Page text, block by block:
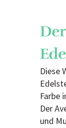
Diese
Farbe
Der
und